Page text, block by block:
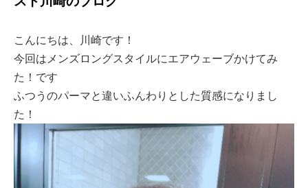
こんにちは、川崎です！
今回はメンズロングスタイルにエアウェーブかけてみ
た！です
ふつうのパーマと違いふんわりとした質感になりまし
た！